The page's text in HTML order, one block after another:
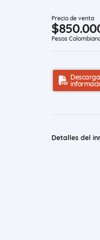
Precio de venta
Pesos
Detalles del